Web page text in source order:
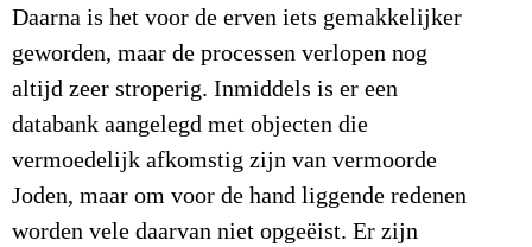
Daarna is het voor de erven iets gemakkelijker
geworden, maar de processen verlopen nog
altijd zeer stroperig. Inmiddels is er een
databank aangelegd met objecten die
vermoedelijk afkomstig zijn van vermoorde
Joden, maar om voor de hand liggende redenen
worden vele daarvan niet opgeëist. Er zijn